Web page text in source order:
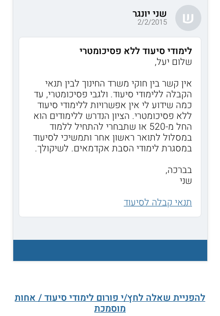
ש שני יונגר
2/2/2015
לימודי סיעוד ללא פסיכומטרי
שלום יעל,
אין קשר בין חוקי משרד החינוך לבין תנאי
הקבלה ללימודי סיעוד. ולגבי פסיכומטרי, עד
כמה שידוע לי אין אפשרויות ללימודי סיעוד
ללא פסיכומטרי. הציון הנדרש ללימודים הוא
החל מ-520 או שתבחרי להתחיל ללמוד
במסלול לתואר ראשון אחר ותמשיכי לסיעוד
במסגרת לימודי הסבת אקדמאים. לשיקולך.
בברכה,
שני
תנאי קבלה לסיעוד
להפניית שאלה לחץ/י פורום לימודי סיעוד / אחות
מוסמכת